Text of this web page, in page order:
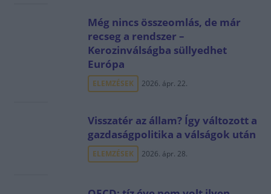
Még nincs összeomlás, de már
recseg a rendszer –
Kerozinválságba süllyedhet
Európa
ELEMZÉSEK 2026. ápr. 22.
Visszatér az állam? Így változott a
gazdaságpolitika a válságok után
ELEMZÉSEK 2026. ápr. 28.